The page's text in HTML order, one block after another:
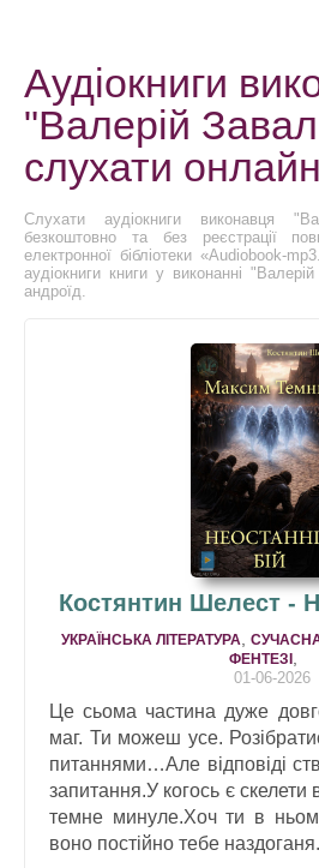
Аудіокниги
"Валерій
слухати
Слухати аудіокниги виконавця
безкоштовно та без реєстрації
електронної бібліотеки «Audiobook-
аудіокниги книги у виконанні
андроїд.
Костянтин Шелест -
УКРАЇНСЬКА ЛІТЕРАТУРА,
ФЕНТЕЗІ ,
01-06-2026
Це сьома частина дуже
маг. Ти можеш усе.
питаннями…Але відповіді
запитання.У когось є скелети
темне минуле.Хоч ти в
воно постійно тебе